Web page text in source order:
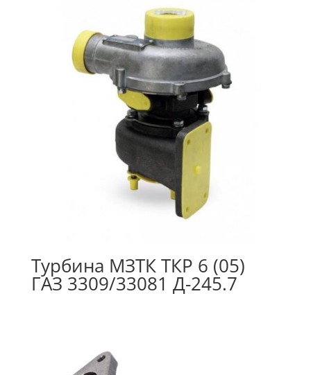
Турбина МЗТК ТКР 6 (05)
ГАЗ 3309/33081 Д-245.7